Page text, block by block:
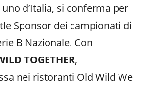
d’Italia, si conferma per
Sponsor dei campionati di
B Nazionale. Con
TOGETHER,
nei ristoranti Old Wild We